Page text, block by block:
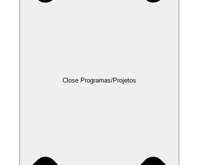
Close Programas/Projetos